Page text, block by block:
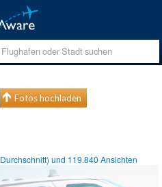
Fotos hochladen
Durchschnitt) und 119.840 Ansichten